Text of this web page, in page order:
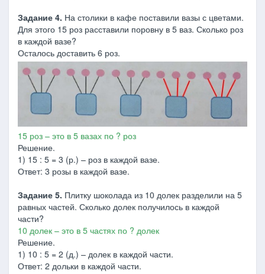
Задание 4. На столики в кафе поставили вазы с цветами.
Для этого 15 роз расставили поровну в 5 ваз. Сколько роз
в каждой вазе?
Осталось доставить 6 роз.
15 роз – это в 5 вазах по ? роз
Решение.
1) 15 : 5 = 3 (р.) – роз в каждой вазе.
Ответ: 3 розы в каждой вазе.
Задание 5. Плитку шоколада из 10 долек разделили на 5
равных частей. Сколько долек получилось в каждой
части?
10 долек – это в 5 частях по ? долек
Решение.
1) 10 : 5 = 2 (д.) – долек в каждой части.
Ответ: 2 дольки в каждой части.